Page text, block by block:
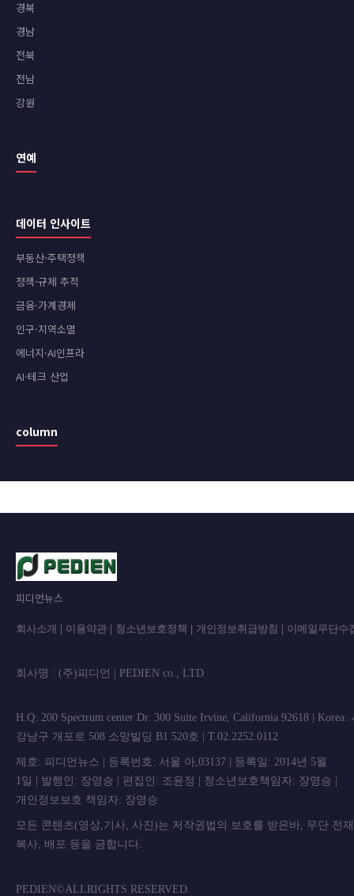
경북
경남
전북
전남
강원
연예
데이터 인사이트
부동산·주택정책
정책·규제 추적
금융·가계경제
인구·지역소멸
에너지·AI인프라
AI·테크 산업
column
피디언뉴스
회사소개 이용약관 청소년보호정책 개인정보취급방침 이메일무단수
회사명 : (주)피디언 | PEDIEN co.,
H.Q: 200 Spectrum center Dr. 300 Suite Irvine, California 92618 | Korea:
강남구 개포로 508 소망빌딩 B1 520호 | T.02.2252.0112
제호: 피디언뉴스 | 등록번호: 서울 아,03137 | 등록일: 2014년 5월
1일 | 발행인: 장영승 | 편집인: 조윤정 | 청소년보호책임자: 장영승 |
개인정보보호 책임자: 장영승
모든 콘텐츠(영상,기사, 사진)는 저작권법의 보호를 받은바, 무단 전
복사, 배포 등을 금합니
PEDIEN©ALLRIGHTS RESERVED.